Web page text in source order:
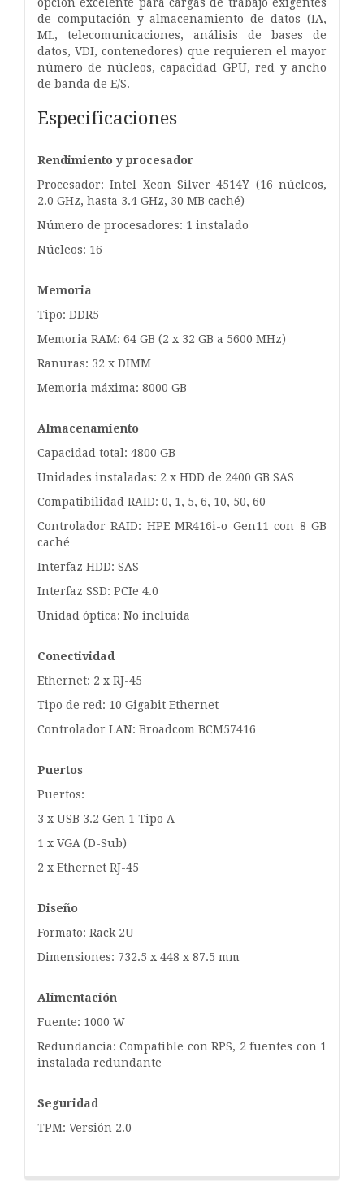
de computación y almacenamiento de datos (IA,
ML, telecomunicaciones, análisis de bases de
datos, VDI, contenedores) que requieren el mayor
número de núcleos, capacidad GPU, red y ancho
de banda de E/S.
Especificaciones
Rendimiento y procesador
Procesador: Intel Xeon Silver 4514Y (16 núcleos,
2.0 GHz, hasta 3.4 GHz, 30 MB caché)
Número de procesadores: 1 instalado
Núcleos: 16
Memoria
Tipo: DDR5
Memoria RAM: 64 GB (2 x 32 GB a 5600 MHz)
Ranuras: 32 x DIMM
Memoria máxima: 8000 GB
Almacenamiento
Capacidad total: 4800 GB
Unidades instaladas: 2 x HDD de 2400 GB SAS
Compatibilidad RAID: 0, 1, 5, 6, 10, 50, 60
Controlador RAID: HPE MR416i-o Gen11 con 8 GB
caché
Interfaz HDD: SAS
Interfaz SSD: PCIe 4.0
Unidad óptica: No incluida
Conectividad
Ethernet: 2 x RJ-45
Tipo de red: 10 Gigabit Ethernet
Controlador LAN: Broadcom BCM57416
Puertos
Puertos:
3 x USB 3.2 Gen 1 Tipo A
1 x VGA (D-Sub)
2 x Ethernet RJ-45
Diseño
Formato: Rack 2U
Dimensiones: 732.5 x 448 x 87.5 mm
Alimentación
Fuente: 1000 W
Redundancia: Compatible con RPS, 2 fuentes con 1
instalada redundante
Seguridad
TPM: Versión 2.0